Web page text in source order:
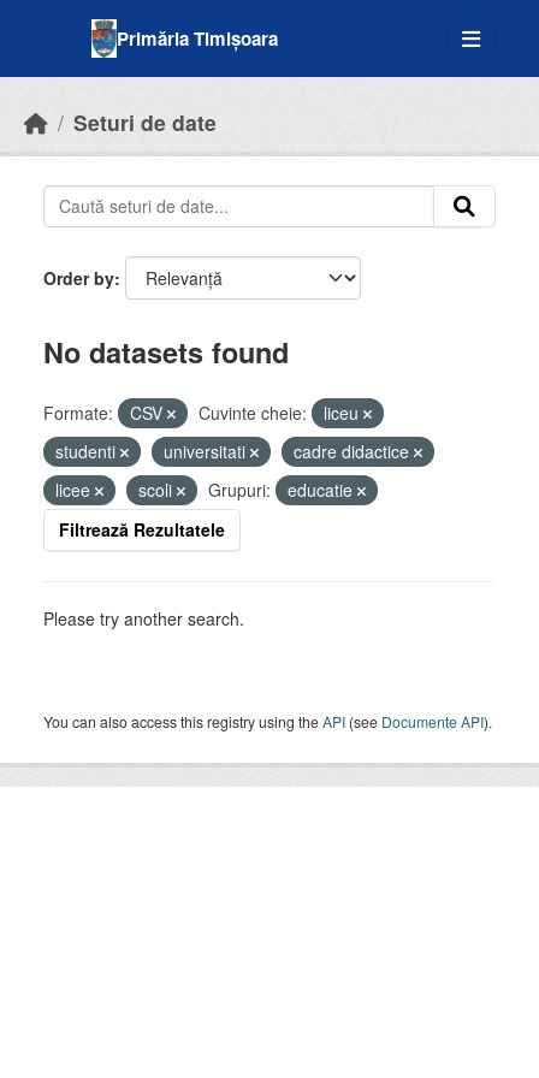
Primăria Timișoara
Seturi de date
Order by
No datasets found
Formate: CSV Cuvinte cheie:
liceu
studenti
universitati
cadre didactice
licee
scoli Grupuri:
educatie
Filtrează Rezultatele
Please try another search.
You can also access this registry using theAPI (see Documente API).